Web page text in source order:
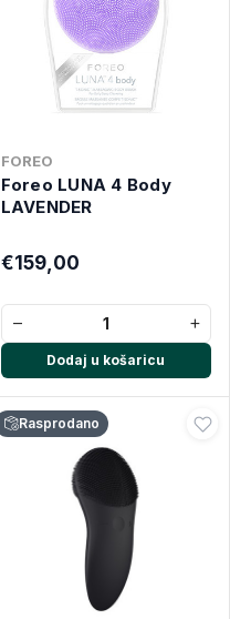
FOREO
Foreo LUNA 4 Body
LAVENDER
€159,00
− +
Dodaj u košaricu
Rasprodano